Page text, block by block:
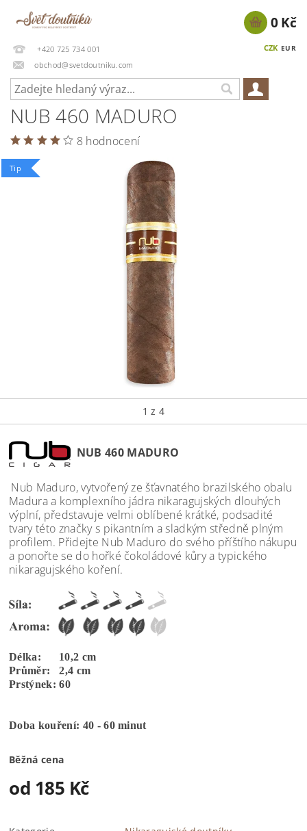
+420 725 734 001
obchod@svetdoutniku.com
CZK EUR
0 Kč
NUB 460 MADURO
8 hodnocení
Tip
1 z 4
NUB 460 MADURO
Nub Maduro, vytvořený ze šťavnatého brazilského obalu
Madura a komplexního jádra nikaragujských dlouhých
výplní, představuje velmi oblíbené krátké, podsadité
tvary této značky s pikantním a sladkým středně plným
profilem. Přidejte Nub Maduro do svého příštího nákupu
a ponořte se do hořké čokoládové kůry a typického
nikaragujského koření.
Délka: 10,2 cm
Průměr: 2,4 cm
Prstýnek: 60
Doba kouření: 40 - 60 minut
Běžná cena
od 185 Kč